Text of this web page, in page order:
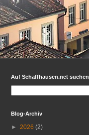
Auf Schaffhausen.net suchen
Blog-Archiv
► 2026 (2)